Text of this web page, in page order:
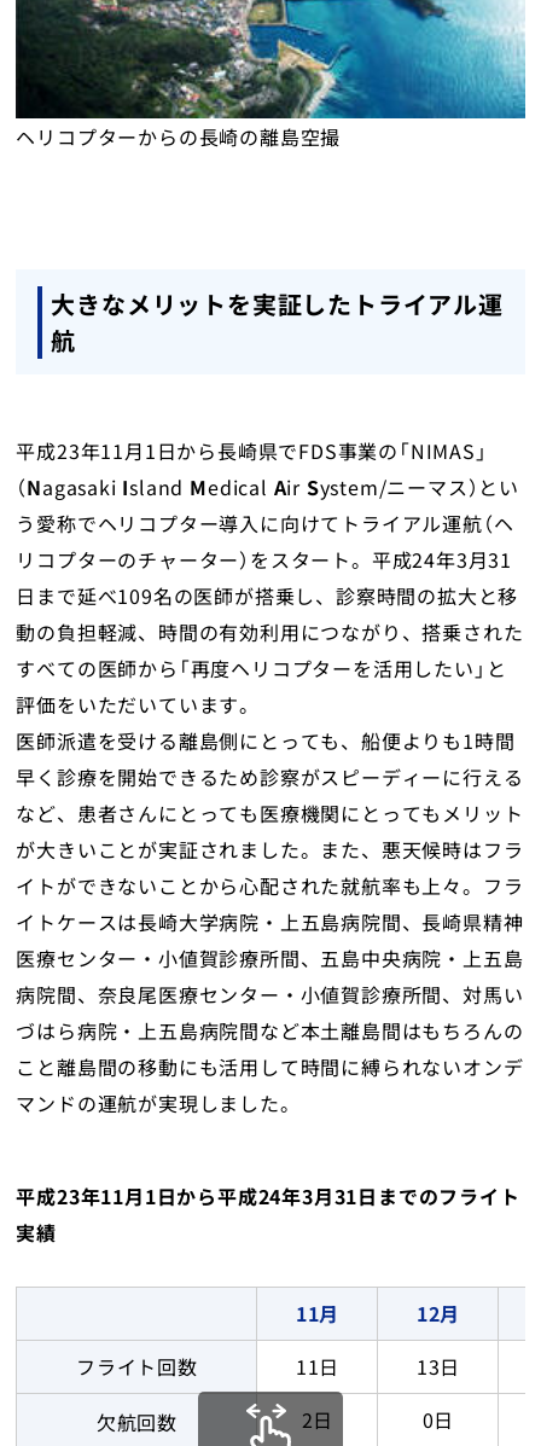
ヘリコプターからの長崎の離島空撮
大きなメリットを実証したトライアル運
航
平成23年11月1日から長崎県でFDS事業の 「NIMAS」
（Nagasaki Island Medical Air System/ニーマス）とい
う愛称でヘリコプター導入に向けてトライアル運航（ヘ
リコプターのチャーター）をスタート。平成24年3月31
日まで延べ109名の医師が搭乗し、診察時間の拡大と移
動の負担軽減、時間の有効利用につながり、搭乗された
すべての医師から「再度ヘリコプターを活用したい」と
評価をいただいています。
医師派遣を受ける離島側にとっても、船便よりも1時間
早く診療を開始できるため診察がスピーディーに行える
など、患者さんにとっても医療機関にとってもメリット
が大きいことが実証されました。また、悪天候時はフラ
イトができないことから心配された就航率も上々。フラ
イトケースは長崎大学病院・上五島病院間、長崎県精神
医療センター・小値賀診療所間、五島中央病院・上五島
病院間、奈良尾医療センター・小値賀診療所間、対馬い
づはら病院・上五島病院間など本土離島間はもちろんの
こと離島間の移動にも活用して時間に縛られないオンデ
マンドの運航が実現しました。
平成23年11月1日から平成24年3月31日までのフライト
実績
11月
12月
フライト回数
11日
13日
欠航回数
2日 0日